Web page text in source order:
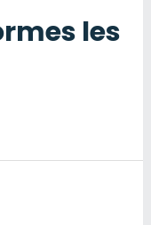
les